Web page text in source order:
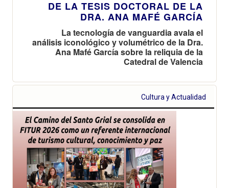
DE LA TESIS DOCTORAL DE LA
DRA. ANA MAFÉ GARCÍA
La tecnología de vanguardia avala el
análisis iconológico y volumétrico de la Dra.
Ana Mafé García sobre la reliquia de la
Catedral de Valencia
Cultura y Actualidad